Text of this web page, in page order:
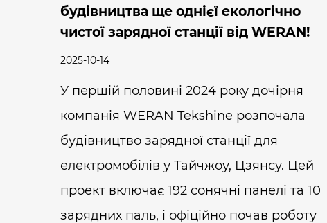
будівництва ще однієї екологічно
чистої зарядної станції від WERAN!
2025-10-14
У першій половині 2024 року дочірня
компанія WERAN Tekshine розпочала
будівництво зарядної станції для
електромобілів у Тайчжоу, Цзянсу. Цей
проект включає 192 сонячні панелі та 10
зарядних паль, і офіційно почав роботу